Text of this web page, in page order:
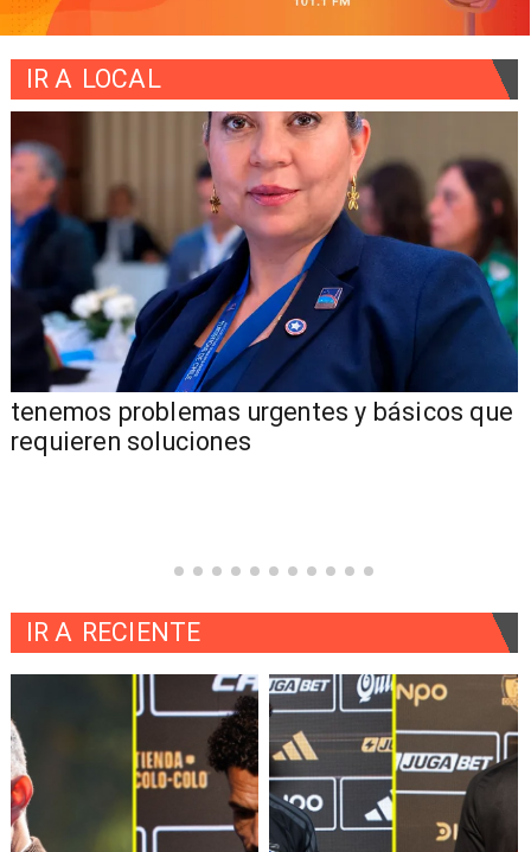
IR A LOCAL
tenemos problemas urgentes y básicos que
requieren soluciones
IR A RECIENTE